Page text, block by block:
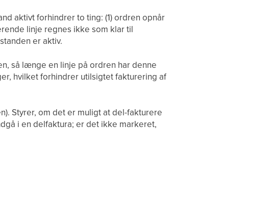
aktivt forhindrer to ting: (1) ordren opnår
linje regnes ikke som klar til
er aktiv.
så længe en linje på ordren har denne
hvilket forhindrer utilsigtet fakturering af
Styrer, om det er muligt at del-fakturere
i en delfaktura; er det ikke markeret,